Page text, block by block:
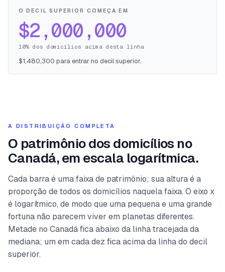
O DECIL SUPERIOR COMEÇA EM
$2,000,000
10% dos domicílios acima desta linha
$1,480,300 para entrar no decil superior.
A DISTRIBUIÇÃO COMPLETA
O patrimônio dos domicílios no
Canadá, em escala logarítmica.
Cada barra é uma faixa de patrimônio; sua altura é a
proporção de todos os domicílios naquela faixa. O eixo x
é logarítmico, de modo que uma pequena e uma grande
fortuna não parecem viver em planetas diferentes.
Metade no Canadá fica abaixo da linha tracejada da
mediana; um em cada dez fica acima da linha do decil
superior.